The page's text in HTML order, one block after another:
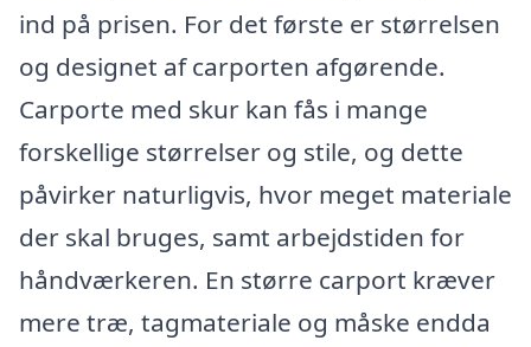
ind på prisen. For det første er størrelsen
og designet af carporten afgørende.
Carporte med skur kan fås i mange
forskellige størrelser og stile, og dette
påvirker naturligvis, hvor meget materiale
der skal bruges, samt arbejdstiden for
håndværkeren. En større carport kræver
mere træ, tagmateriale og måske endda